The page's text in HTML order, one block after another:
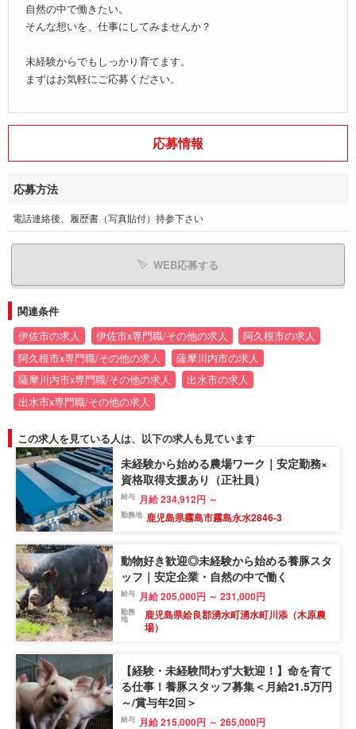
自然の中で働きたい。
そんな想いを、仕事にしてみませんか？
未経験からでもしっかり育てます。
まずはお気軽にご応募ください。
応募情報
応募方法
電話連絡後、履歴書（写真貼付）持参下さい
WEB応募する
関連条件
伊佐市の求人 伊佐市x専門職/その他の求人
阿久根市の求人
阿久根市x専門職/その他の求人
薩摩川内市の求人
薩摩川内市x専門職/その他の求人
出水市の求人
出水市x専門職/その他の求人
この求人を見ている人は、以下の求人も見ています
未経験から始める農場ワーク｜安定勤務×
資格取得支援あり（正社員）
給与 月給 234,912円 ～
勤務地 鹿児島県霧島市霧島永水2846-3
動物好き歓迎◎未経験から始める養豚スタ
ッフ｜安定企業・自然の中で働く
給与 月給 205,000円 ～ 231,000円
勤務
地
鹿児島県姶良郡湧水町湧水町川添（木原農
場）
【経験・未経験問わず大歓迎！】命を育て
る仕事！養豚スタッフ募集＜月給21.5万円
～/賞与年2回＞
給与 月給 215,000円 ～ 265,000円